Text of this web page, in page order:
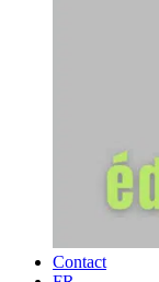
Contact